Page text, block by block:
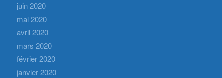
juin 2020
mai 2020
avril 2020
mars 2020
février 2020
janvier 2020